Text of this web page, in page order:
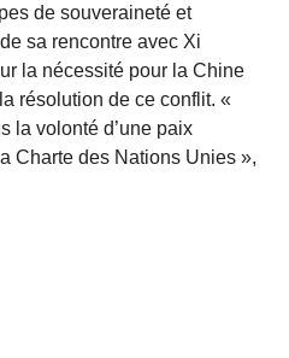
de souveraineté et
sa rencontre avec Xi
la nécessité pour la Chine
résolution de ce conflit. «
la volonté d’une paix
Charte des Nations Unies »,